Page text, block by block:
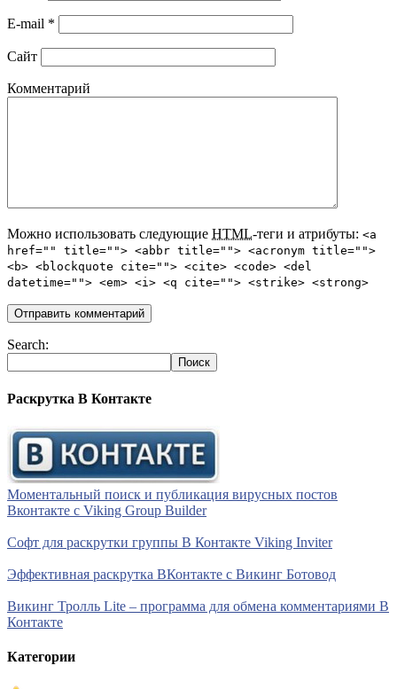
E-mail *
Сайт
Комментарий
Можно использовать следующие HTML-теги и атрибуты: <a
href="" title=""> <abbr title=""> <acronym title="">
<b> <blockquote cite=""> <cite> <code> <del
datetime=""> <em> <i> <q cite=""> <strike> <strong>
Search:
Раскрутка В Контакте
Моментальный поиск и публикация вирусных постов
Вконтакте с Viking Group Builder
Софт для раскрутки группы В Контакте Viking Inviter
Эффективная раскрутка ВКонтакте с Викинг Ботовод
Викинг Тролль Lite – программа для обмена комментариями В
Контакте
Категории